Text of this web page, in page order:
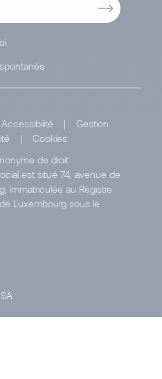
Accessibilité |
Gestion
|
Cookies
de droit
est situé 74, avenue de
immatriculée au Registre
Luxembourg sous le